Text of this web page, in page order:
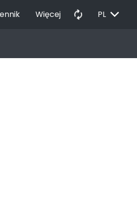
Więcej autorenew PL EXPAND_MORE